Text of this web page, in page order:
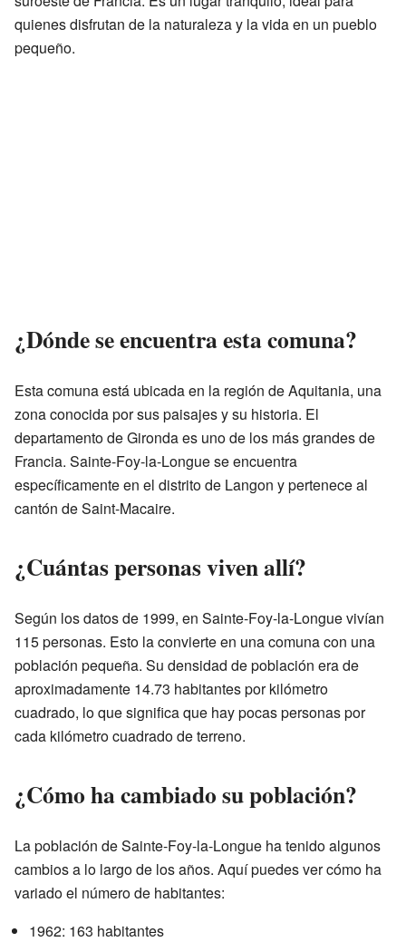
quienes disfrutan de la naturaleza y la vida en un pueblo
pequeño.
¿Dónde se encuentra esta comuna?
Esta comuna está ubicada en la región de Aquitania, una
zona conocida por sus paisajes y su historia. El
departamento de Gironda es uno de los más grandes de
Francia. Sainte-Foy-la-Longue se encuentra
específicamente en el distrito de Langon y pertenece al
cantón de Saint-Macaire.
¿Cuántas personas viven allí?
Según los datos de 1999, en Sainte-Foy-la-Longue vivían
115 personas. Esto la convierte en una comuna con una
población pequeña. Su densidad de población era de
aproximadamente 14.73 habitantes por kilómetro
cuadrado, lo que significa que hay pocas personas por
cada kilómetro cuadrado de terreno.
¿Cómo ha cambiado su población?
La población de Sainte-Foy-la-Longue ha tenido algunos
cambios a lo largo de los años. Aquí puedes ver cómo ha
variado el número de habitantes:
1962: 163 habitantes